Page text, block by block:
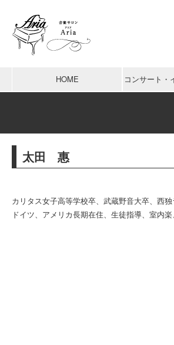
HOME コンサート・
太田 惠
カリタス女子高等学校卒、武蔵野音大卒、西
ドイツ、アメリカ長期在住、生徒指導、室内